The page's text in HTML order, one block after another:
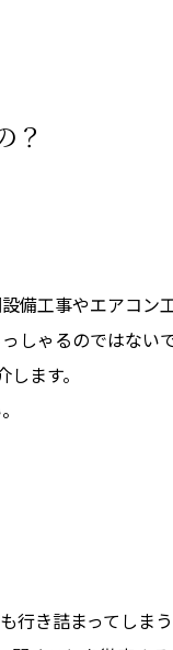
？
工事やエアコン
しゃるのではない
ます。
き詰まってしまう